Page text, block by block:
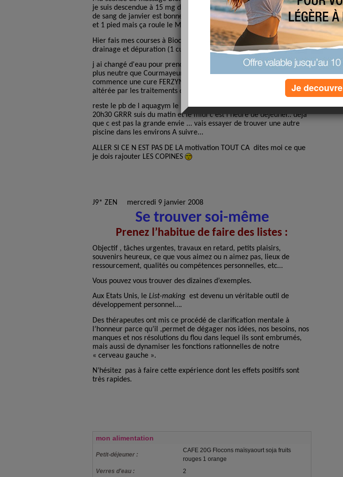
je suis descendue à 15 mg de cortisone .. Je tousse moins ... Ma prise
de sang de janvier est bonne , j ai encore un peu mal dans les mains
et 1 pied mais ça roule le Moral est bon.
Hier fais mes courses à Biocoop et je commence une cure de
drainage et dépuration (1 cuillere à soupe dans 1.5 litre d eau)
j ai changé d'eau pour prendre une eau moins riche en minéraux
plus neutre que Courmayeur pour soulager mes reins (Montcalm) et
commence une cure FERZYM pour restaurer ma flore intestinale
altérée par les traitements de cortisone et de métho etc....
reste le pb de l aquagym le mardi 12H15 à 13H15 et de 19h30 à
20h30 GRRR suis du matin et le midi c est l heure de déjeuner.. deja
que c est pas la grande envie ... vais essayer de trouver une autre
piscine dans les environs A suivre...
ALLER SI CE N EST PAS DE LA motivation TOUT CA dites moi ce que
je dois rajouter LES COPINES
J9* ZEN mercredi 9 janvier 2008
Se trouver soi-même
Prenez l’habitue de faire des listes :
Objectif , tâches urgentes, travaux en retard, petits plaisirs,
souvenirs heureux, ce que vous aimez ou n aimez pas, lieux de
ressourcement, qualités ou compétences personnelles, etc…
Vous pouvez vous trouver des dizaines d’exemples.
Aux Etats Unis, le List-making est devenu un véritable outil de
développement personnel….
Des thérapeutes ont mis ce procédé de clarification mentale à
l’honneur parce qu’il ,permet de dégager nos idées, nos besoins, nos
manques et nos résolutions du flou dans lequel ils sont embrumés,
mais aussi de dynamiser les fonctions rationnelles de notre
« cerveau gauche ».
N’hésitez pas à faire cette expérience dont les effets positifs sont
très rapides.
mon alimentation
Petit-déjeuner :
CAFE 20G Flocons maïsyaourt soja fruits
rouges 1 orange
Verres d'eau :
2
Je decouvre